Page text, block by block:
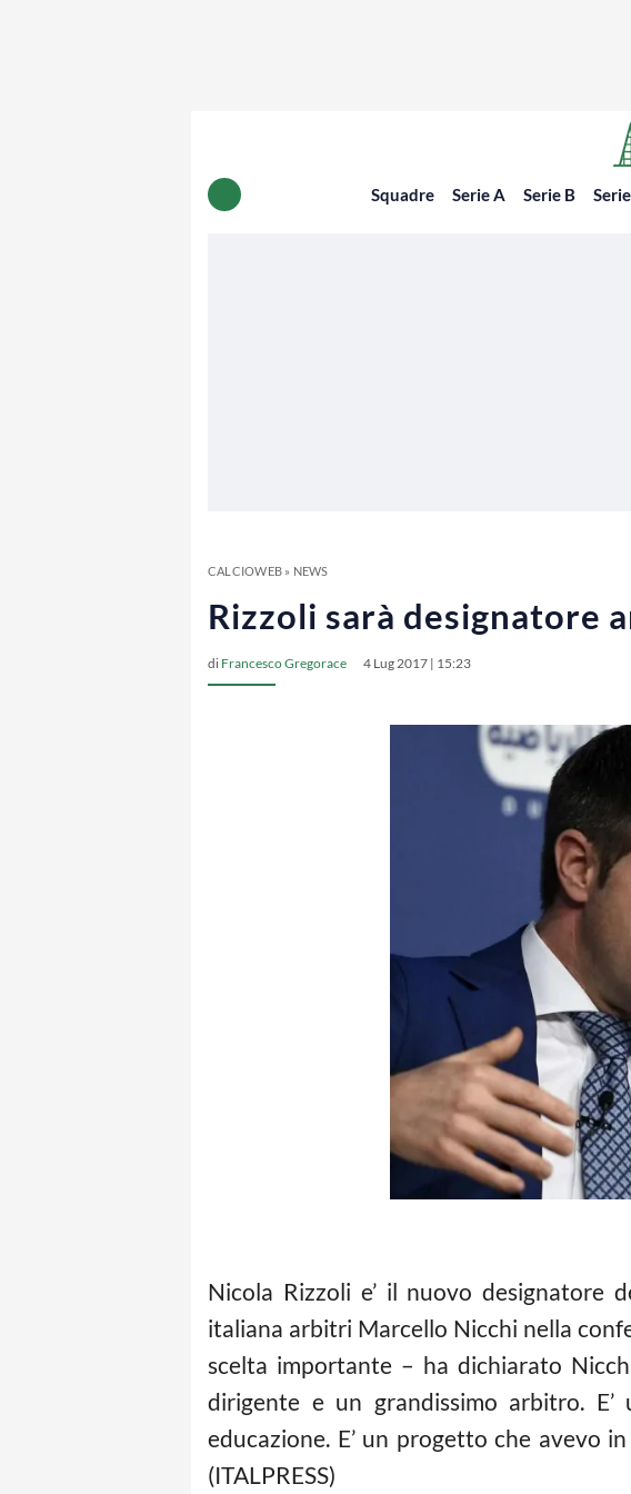
Squadre Serie A Serie B
CALCIOWEB» NEWS
Rizzoli sarà designatore
di Francesco Gregorace 4 Lug 2017 | 15:23
Nicola Rizzoli e’ il nuovo designatore
italiana arbitri Marcello Nicchi nella
scelta importante – ha dichiarato
dirigente e un grandissimo arbitro.
educazione. E’ un progetto che avevo
(ITALPRESS)